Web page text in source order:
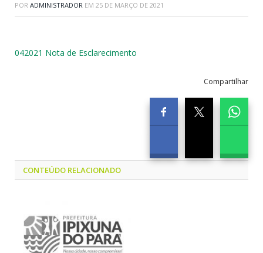
POR ADMINISTRADOR EM 25 DE MARÇO DE 2021
042021 Nota de Esclarecimento
Compartilhar
CONTEÚDO RELACIONADO